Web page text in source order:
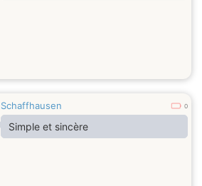
Schaffhausen 0
Simple et sincère